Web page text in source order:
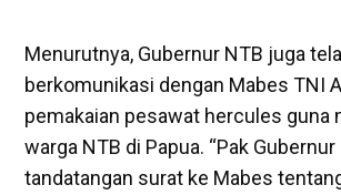
Menurutnya, Gubernur NTB juga
berkomunikasi dengan Mabes TNI
pemakaian pesawat hercules guna
warga NTB di Papua. “Pak
tandatangan surat ke Mabes